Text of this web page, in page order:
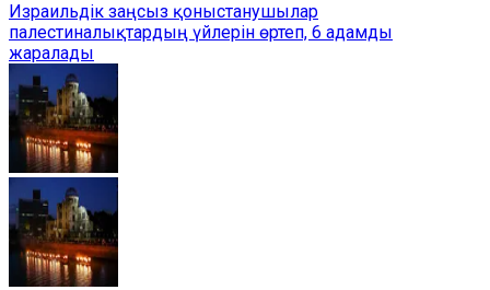
Израильдік заңсыз қоныстанушылар
палестиналықтардың үйлерін өртеп, 6 адамды
жаралады